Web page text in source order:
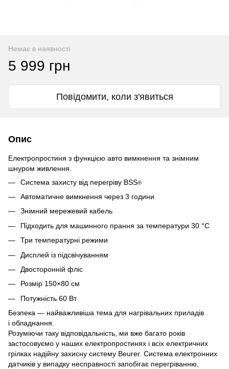
Немає в наявності
5 999 грн
Повідомити, коли з'явиться
Опис
Електропростиня з функцією авто вимкнення та знімним
шнуром живлення.
Система захисту від перегріву BSS®
Автоматичне вимкнення через 3 години
Знімний мережевий кабель
Підходить для машинного прання за температури 30 °C
Три температурні режими
Дисплей із підсвічуванням
Двосторонній фліс
Розмір 150×80 см
Потужність 60 Вт
Безпека — найважливіша тема для нагрівальних приладів
і обладнання.
Розуміючи таку відповідальність, ми вже багато років
застосовуємо у наших електропростинях і всіх електричних
грілках надійну захисну систему Beurer. Система електронних
датчиків у випадку несправності запобігає перегріванню,